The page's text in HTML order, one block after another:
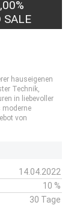
SALE
hauseigenen
Technik,
in liebevoller
moderne
von
14.04.2022
10 %
30 Tage